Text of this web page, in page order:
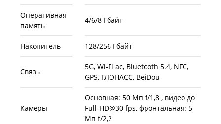
Оперативная
память
4/6/8 Гбайт
Накопитель 128/256 Гбайт
Связь
5G, Wi‑Fi ac, Bluetooth 5.4, NFC,
GPS, ГЛОНАСС, BeiDou
Камеры
Основная: 50 Мп f/1,8 , видео до
Full-HD@30 fps, фронтальная: 5
Мп f/2,2